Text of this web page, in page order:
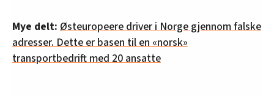
Mye delt: Østeuropeere driver i Norge gjennom falske
adresser. Dette er basen til en «norsk»
transportbedrift med 20 ansatte